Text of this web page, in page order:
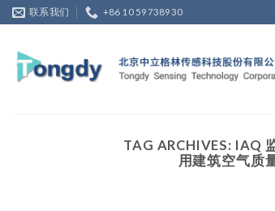
Skip
to
联系我们 +86 10 59738930
TAG ARCHIVES: IAQ
用建筑空气质